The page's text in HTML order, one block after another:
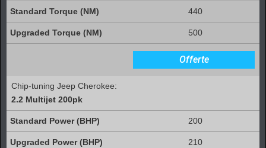
440
500
Offerte
Chip-tuning Jeep Cherokee:
2.2 Multijet 200pk
200
210